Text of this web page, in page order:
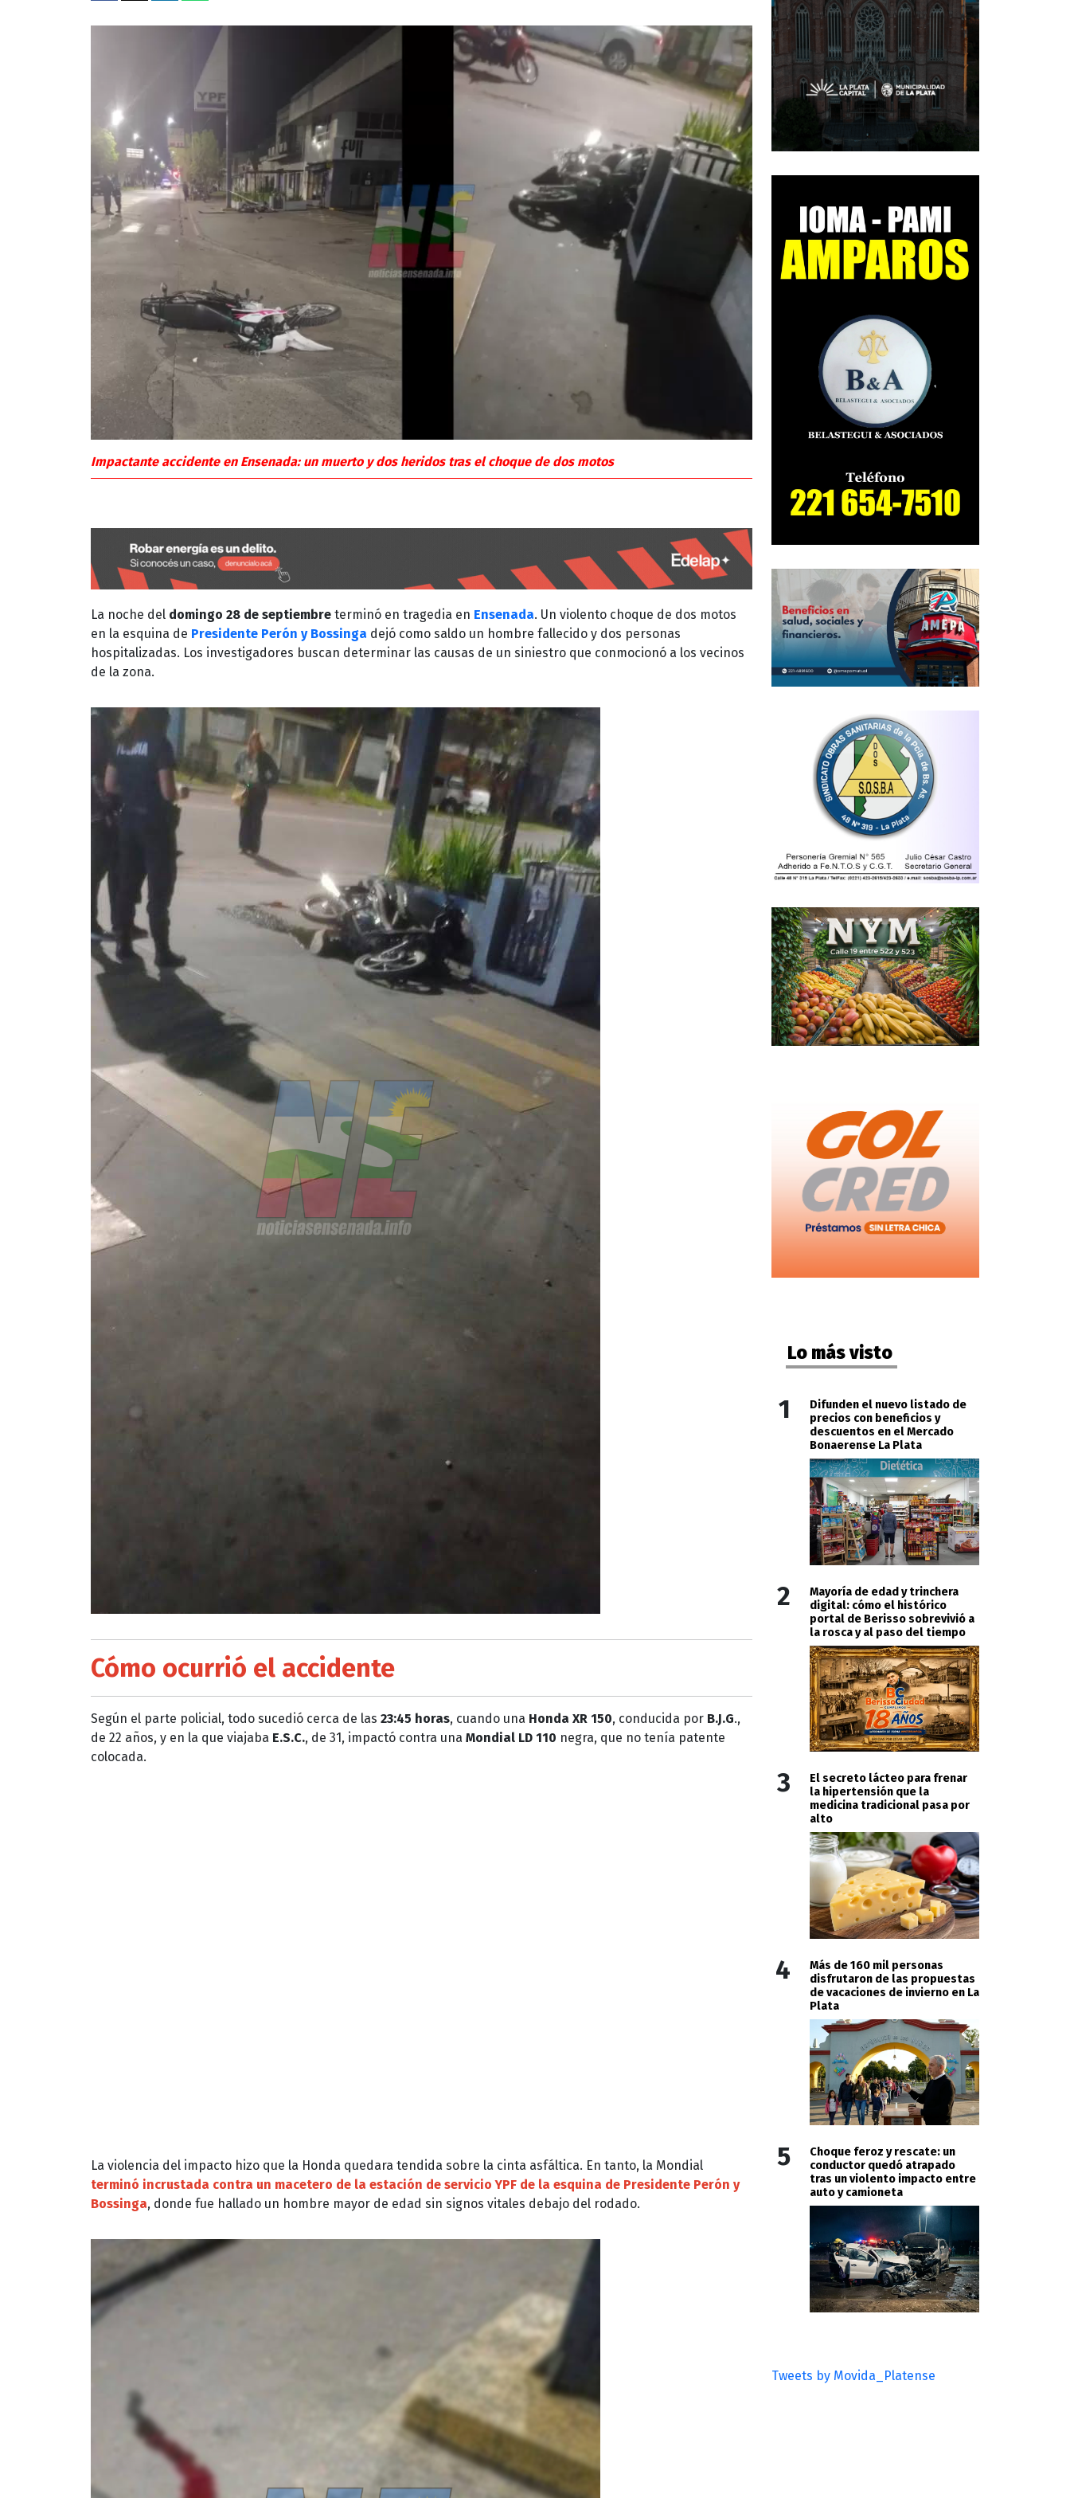
Impactante accidente en Ensenada: un muerto y dos heridos tras el choque de dos motos
La noche del domingo 28 de septiembre terminó en tragedia en Ensenada. Un violento choque de dos motos
en la esquina de Presidente Perón y Bossinga dejó como saldo un hombre fallecido y dos personas
hospitalizadas. Los investigadores buscan determinar las causas de un siniestro que conmocionó a los vecinos
de la zona.
Cómo ocurrió el accidente
Según el parte policial, todo sucedió cerca de las 23:45 horas, cuando una Honda XR 150, conducida por B.J.G.,
de 22 años, y en la que viajaba E.S.C., de 31, impactó contra una Mondial LD 110 negra, que no tenía patente
colocada.
La violencia del impacto hizo que la Honda quedara tendida sobre la cinta asfáltica. En tanto, la Mondial
terminó incrustada contra un macetero de la estación de servicio YPF de la esquina de Presidente Perón y
Bossinga, donde fue hallado un hombre mayor de edad sin signos vitales debajo del rodado.
Lo más visto
1
Difunden el nuevo listado de
precios con beneficios y
descuentos en el Mercado
Bonaerense La Plata
2
Mayoría de edad y trinchera
digital: cómo el histórico
portal de Berisso sobrevivió a
la rosca y al paso del tiempo
3
El secreto lácteo para frenar
la hipertensión que la
medicina tradicional pasa por
alto
4
Más de 160 mil personas
disfrutaron de las propuestas
de vacaciones de invierno en La
Plata
5
Choque feroz y rescate: un
conductor quedó atrapado
tras un violento impacto entre
auto y camioneta
Tweets by Movida_Platense